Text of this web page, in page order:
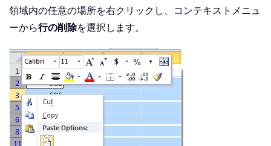
領域内の任意の場所を右クリックし、コンテキストメニュ
ーから行の削除を選択します。